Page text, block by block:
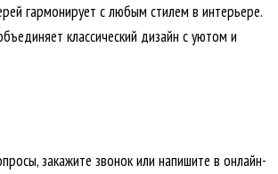
гармонирует с любым стилем в интерьере.
классический дизайн с уютом и
закажите звонок или напишите в онлайн-